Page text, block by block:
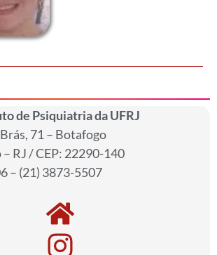
de Psiquiatria da UFRJ
71 – Botafogo
RJ / CEP: 22290-140
– (21) 3873-5507